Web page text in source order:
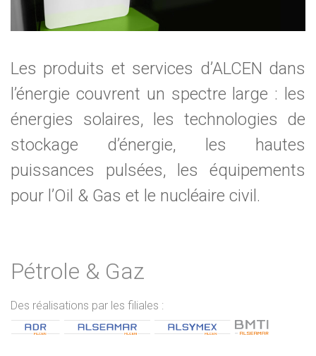
Les produits et services d’ALCEN dans
l’énergie couvrent un spectre large : les
énergies solaires, les technologies de
stockage d’énergie, les hautes
puissances pulsées, les équipements
pour l’Oil & Gas et le nucléaire civil.
Pétrole & Gaz
Des réalisations par les filiales :